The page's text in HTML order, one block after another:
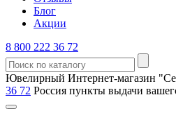
Блог
Акции
8 800 222 36 72
Ювелирный Интернет-магазин
36 72 Россия пункты выдачи